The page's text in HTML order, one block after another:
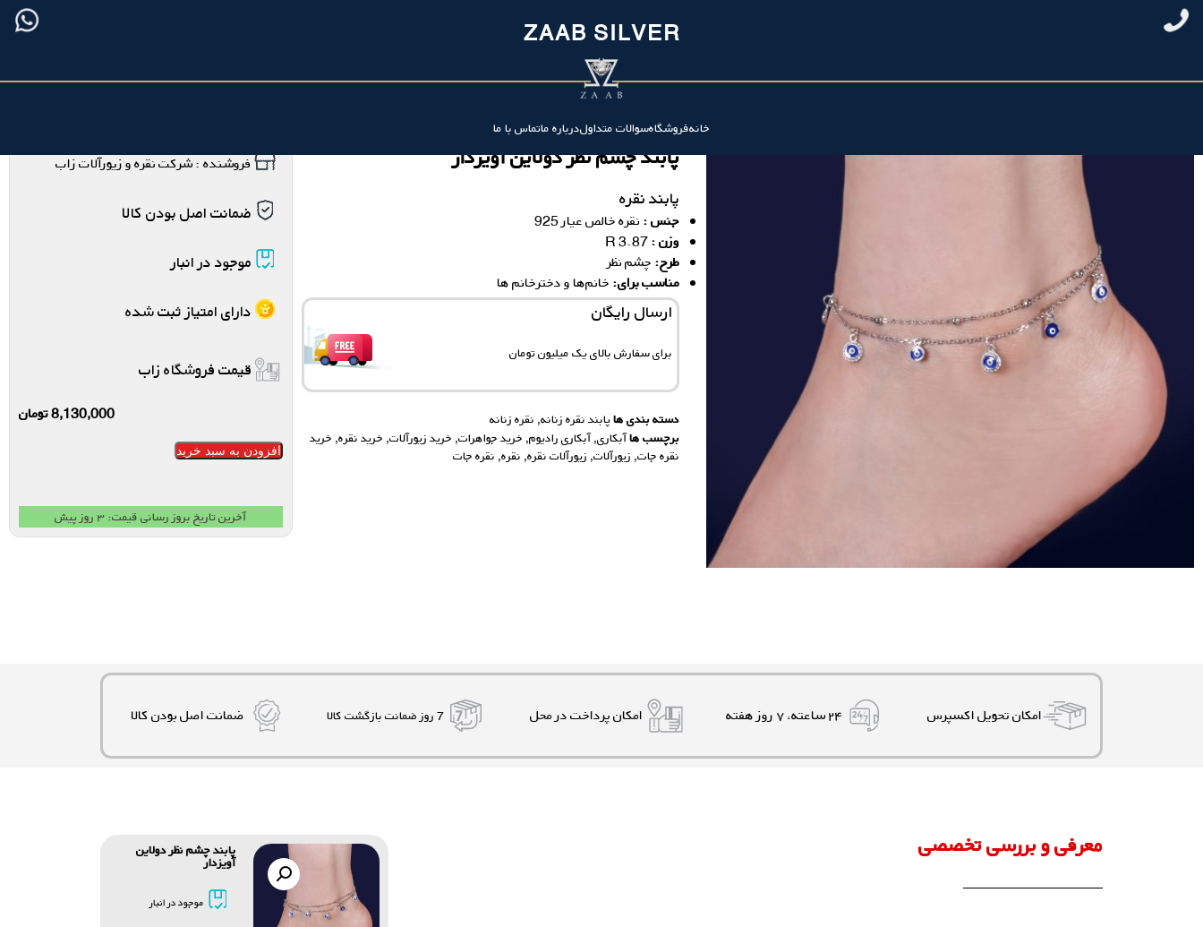
ZAAB SILVER
خانهفروشگاهسوالات متداولدرباره ماتماس با ما
خانه/
پابند چشم نظر دولاین آویزدار
پابند نقره
جنس : نقره خالص عیار 925
وزن :
طرح: چشم نظر
مناسب برای: خانم‌ها و دخترخانم ها
ارسال رایگان
برای سفارش‌ بالای یک میلیون تومان
دسته بندی هاپابند نقره زنانه, نقره زنانه
برچسب هاآبکاری,آبکاری رادیوم, خرید جواهرات, خرید زیورآلات, خرید نقره, خرید
نقره جات, زیورآلات, زیورآلات نقره, نقره, نقره جات
فروشنده : شرکت نقره و زیورآلات زاب
ضمانت اصل بودن کالا
موجود در انبار
دارای امتیاز ثبت شده
قیمت فروشگاه زاب
8,130,000تومان
افزودن به سبد خرید
آخرین تاریخ بروز رسانی قیمت: ۳ روز پیش
امکان تحویل اکسپرس ۲۴ ساعته، ۷ روز هفته امکان پرداخت در محل 7 روز ضمانت بازگشت کالا ضمانت اصل بودن کالا
معرفی و بررسی تخصصی پابند چشم نظر دولاین
آویزدار
موجود در انبار